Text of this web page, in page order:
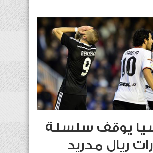
يوقف سلسلة
ريال مدريد